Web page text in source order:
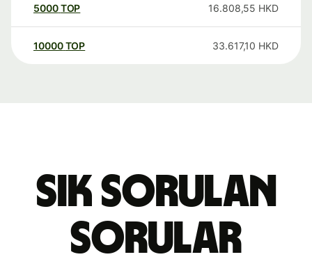
5000TOP 16.808,55 HKD
10000 TOP 33.617,10 HKD
Sık sorulan
sorular